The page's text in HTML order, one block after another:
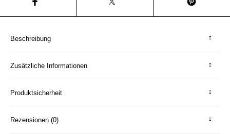
Beschreibung
Zusätzliche Informationen
Produktsicherheit
Rezensionen (0)